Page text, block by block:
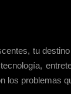
tu
los problemas